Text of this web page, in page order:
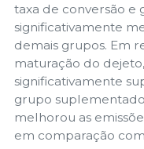
taxa de conversão e
significativamente
demais grupos. Em
maturação do
significativamente
grupo
melhorou as
em comparação